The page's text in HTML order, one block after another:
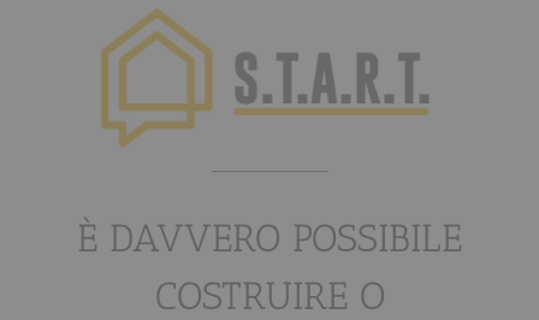
È DAVVERO POSSIBILE
COSTRUIRE O